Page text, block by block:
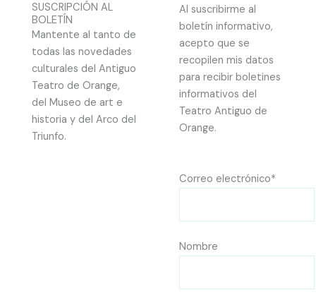
SUSCRIPCIÓN AL
BOLETÍN
Mantente al tanto de
todas las novedades
culturales del Antiguo
Teatro de Orange,
del Museo de art e
historia y del Arco del
Triunfo.
Al suscribirme al
boletín informativo,
acepto que se
recopilen mis datos
para recibir boletines
informativos del
Teatro Antiguo de
Orange.
Correo electrónico*
Nombre